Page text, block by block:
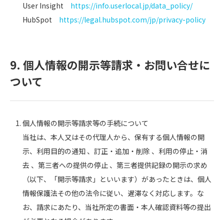
User Insight https://info.userlocal.jp/data_policy/
HubSpot https://legal.hubspot.com/jp/privacy-policy
9. 個人情報の開示等請求・お問い合せに
ついて
個人情報の開示等請求等の手続について
当社は、本人又はその代理人から、保有する個人情報の開
示、利用目的の通知 、訂正・追加・削除 、利用の停止・消
去 、第三者への提供の停止 、第三者提供記録の開示の求め
（以下、「開示等請求」といいます）があったときは、個人
情報保護法その他の法令に従い、遅滞なく対応します。な
お、請求にあたり、当社所定の書面・本人確認資料等の提出